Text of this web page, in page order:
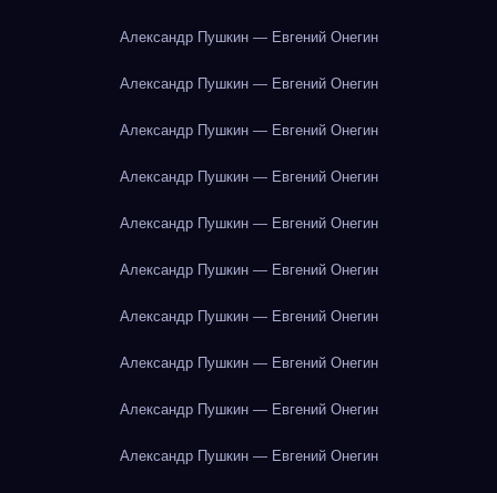
Александр Пушкин — Евгений Онегин
Александр Пушкин — Евгений Онегин
Александр Пушкин — Евгений Онегин
Александр Пушкин — Евгений Онегин
Александр Пушкин — Евгений Онегин
Александр Пушкин — Евгений Онегин
Александр Пушкин — Евгений Онегин
Александр Пушкин — Евгений Онегин
Александр Пушкин — Евгений Онегин
Александр Пушкин — Евгений Онегин